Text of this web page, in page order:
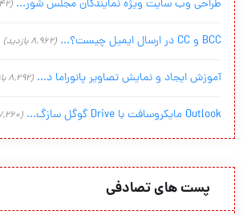
طراحی وب سایت ویژه نمایندگان مجلس شور... (9,542 بازدید)
BCC و CC در ارسال ایمیل چیست؟... (8,962 بازدید)
آموزش ایجاد و نمایش تصاویر پانوراما د... (8,292 بازدید)
Outlook مایکروسافت با Drive گوگل سازگ... (7,260 بازدید)
پست های تصادفی